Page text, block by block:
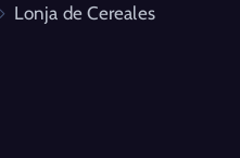
Lonja de Cereales